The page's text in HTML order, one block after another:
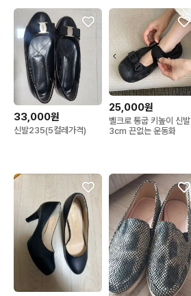
33,000원
신발235(5컬레가격)
25,000원
벨크로 통굽 키높이 신발
3cm 끈없는 운동화